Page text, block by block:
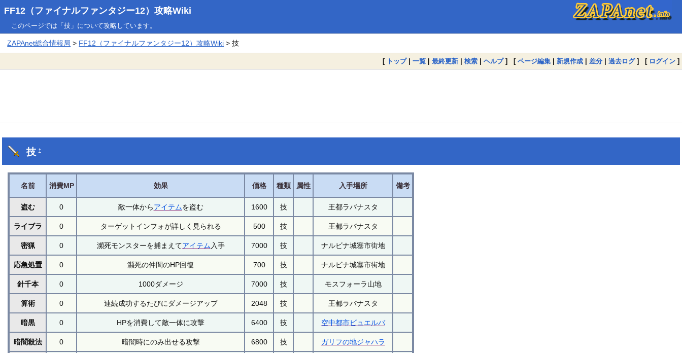
FF12（ファイナルファンタジー12）攻略Wiki
このページでは「技」について攻略しています。
ZAPAnet総合情報局 > FF12（ファイナルファンタジー12）攻略Wiki > 技
[ トップ| 一覧 | 最終更新 | 検索 | ヘルプ] [ ページ編集 | 新規作成 | 差分 | 過去ログ] [ ログイン ]
技†
名前 消費MP 効果 価格 種類 属性 入手場所 備考
盗む 0 敵一体からアイテムを盗む 1600 技 王都ラバナスタ
ライブラ 0 ターゲットインフォが詳しく見られる 500 技 王都ラバナスタ
密猟 0 瀕死モンスターを捕まえてアイテム 入手 7000 技 ナルビナ城塞市街地
応急処置 0 瀕死の仲間のHP回復 700 技 ナルビナ城塞市街地
針千本 0 1000ダメージ 7000 技 モスフォーラ山地
算術 0 連続成功するたびにダメージアップ 2048 技 王都ラバナスタ
暗黒 0 HPを消費して敵一体に攻撃 6400 技 空中都市ビュエルバ
暗闇殺法 0 暗闇時にのみ出せる攻撃 6800 技 ガリフの地ジャハラ